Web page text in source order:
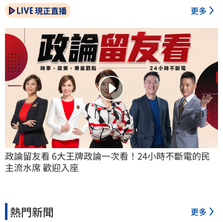
現正直播 更多
政論留友看 6大王牌政論一次看！24小時不斷電的民
主流水席 歡迎入座
熱門新聞 更多